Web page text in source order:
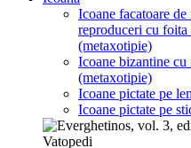
Icoane facatoare
reproduceri cu foita
(metaxotipie)
Icoane bizantine cu
(metaxotipie)
Icoane pictate pe
Icoane pictate pe